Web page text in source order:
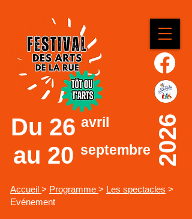
Du 26
au 20
avril
septembre 2026
Accueil > Programme > Les spectacles >
Evénement